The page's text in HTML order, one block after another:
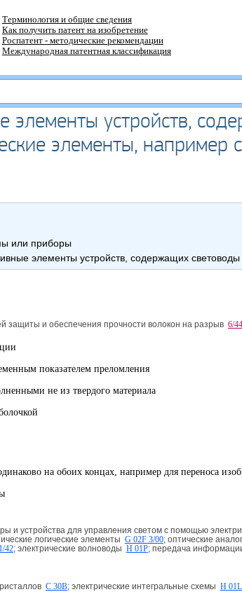
Терминология и общие сведения
Как получить патент на изобретение
Роспатент - методические рекомендации
Международная патентная классификация
элементы устройств,
элементы, например
или приборы
элементы устройств, содержащих
защиты и обеспечения прочности волокон на разрыв 6/44
показателем преломления
не из твердого материала
на обоих концах, например для переноса
и устройства для управления светом с помощью
логические элементы G 02F 3/00; оптические
42; электрические волноводы H 01P; передача
C 30B; электрические интегральные схемы H